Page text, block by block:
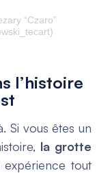
“Czaro”
l’histoire
Si vous êtes un
la grotte
tout